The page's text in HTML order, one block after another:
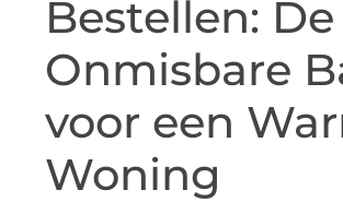
Bestellen: De
Onmisbare
voor een
Woning